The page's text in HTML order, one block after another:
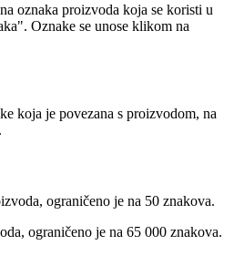
oznaka proizvoda koja se koristi u
Oznake se unose klikom na
koja je povezana s proizvodom, na
ograničeno je na 50 znakova.
ograničeno je na 65 000 znakova.